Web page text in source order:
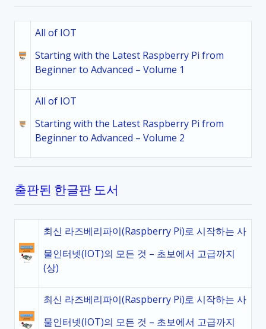
All of IOT
Starting with the Latest Raspberry Pi from
Beginner to Advanced – Volume 1
All of IOT
Starting with the Latest Raspberry Pi from
Beginner to Advanced – Volume 2
출판된 한글판 도서
최신 라즈베리파이(Raspberry Pi)로 시작하는 사
물인터넷(IOT)의 모든 것 – 초보에서 고급까지
(상)
최신 라즈베리파이(Raspberry Pi)로 시작하는 사
물인터넷(IOT)의 모든 것 – 초보에서 고급까지